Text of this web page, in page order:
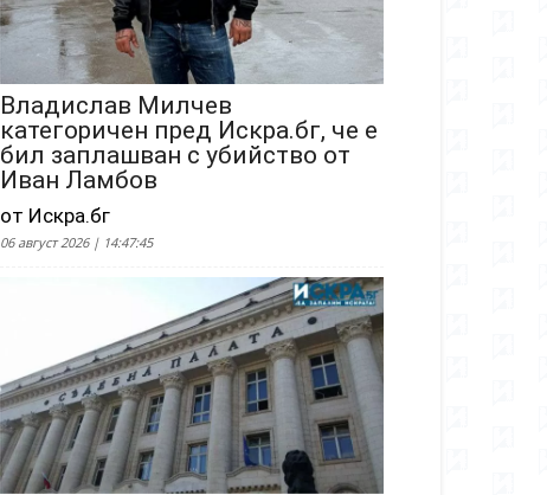
Владислав Милчев
категоричен пред Искра.бг, че е
бил заплашван с убийство от
Иван Ламбов
от Искра.бг
06 август 2026 | 14:47:45